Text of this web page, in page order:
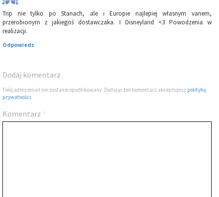
Trip nie tylko po Stanach, ale i Europie najlepiej własnym vanem,
przerobionym z jakiegoś dostawczaka. I Disneyland <3 Powodzenia w
realizacji.
Odpowiedz
Dodaj komentarz
Twój adres email nie zostanie opublikowany. Dodając ten komentarz akceptujesz politykę
prywatności.
Komentarz *